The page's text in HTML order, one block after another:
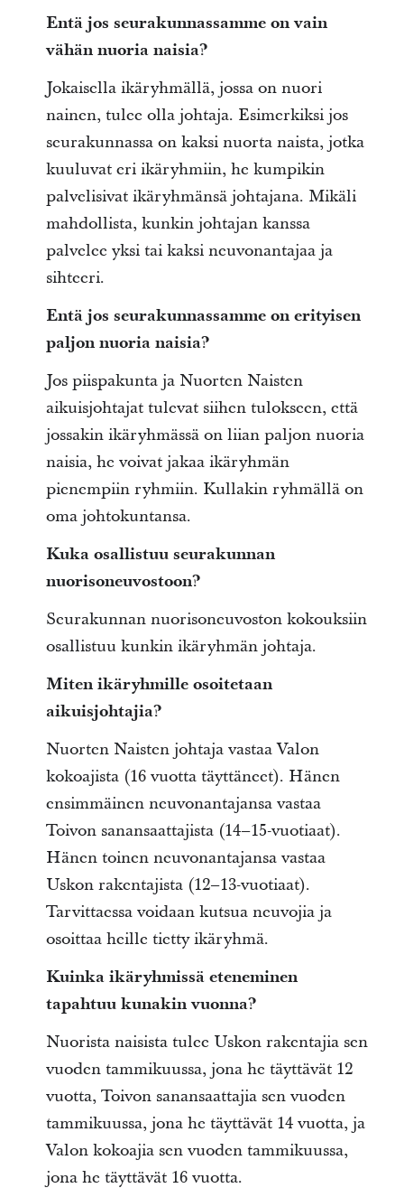
Entä jos seurakunnassamme on vain
vähän nuoria naisia?
Jokaisella ikäryhmällä, jossa on nuori
nainen, tulee olla johtaja. Esimerkiksi jos
seurakunnassa on kaksi nuorta naista, jotka
kuuluvat eri ikäryhmiin, he kumpikin
palvelisivat ikäryhmänsä johtajana. Mikäli
mahdollista, kunkin johtajan kanssa
palvelee yksi tai kaksi neuvonantajaa ja
sihteeri.
Entä jos seurakunnassamme on erityisen
paljon nuoria naisia?
Jos piispakunta ja Nuorten Naisten
aikuisjohtajat tulevat siihen tulokseen, että
jossakin ikäryhmässä on liian paljon nuoria
naisia, he voivat jakaa ikäryhmän
pienempiin ryhmiin. Kullakin ryhmällä on
oma johtokuntansa.
Kuka osallistuu seurakunnan
nuorisoneuvostoon?
Seurakunnan nuorisoneuvoston kokouksiin
osallistuu kunkin ikäryhmän johtaja.
Miten ikäryhmille osoitetaan
aikuisjohtajia?
Nuorten Naisten johtaja vastaa Valon
kokoajista (16 vuotta täyttäneet). Hänen
ensimmäinen neuvonantajansa vastaa
Toivon sanansaattajista (14–15-vuotiaat).
Hänen toinen neuvonantajansa vastaa
Uskon rakentajista (12–13-vuotiaat).
Tarvittaessa voidaan kutsua neuvojia ja
osoittaa heille tietty ikäryhmä.
Kuinka ikäryhmissä eteneminen
tapahtuu kunakin vuonna?
Nuorista naisista tulee Uskon rakentajia sen
vuoden tammikuussa, jona he täyttävät 12
vuotta, Toivon sanansaattajia sen vuoden
tammikuussa, jona he täyttävät 14 vuotta, ja
Valon kokoajia sen vuoden tammikuussa,
jona he täyttävät 16 vuotta.